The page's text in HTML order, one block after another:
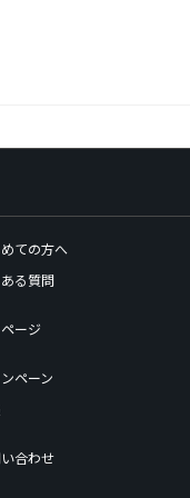
ての方へ
る質問
ージ
ペーン
合わせ